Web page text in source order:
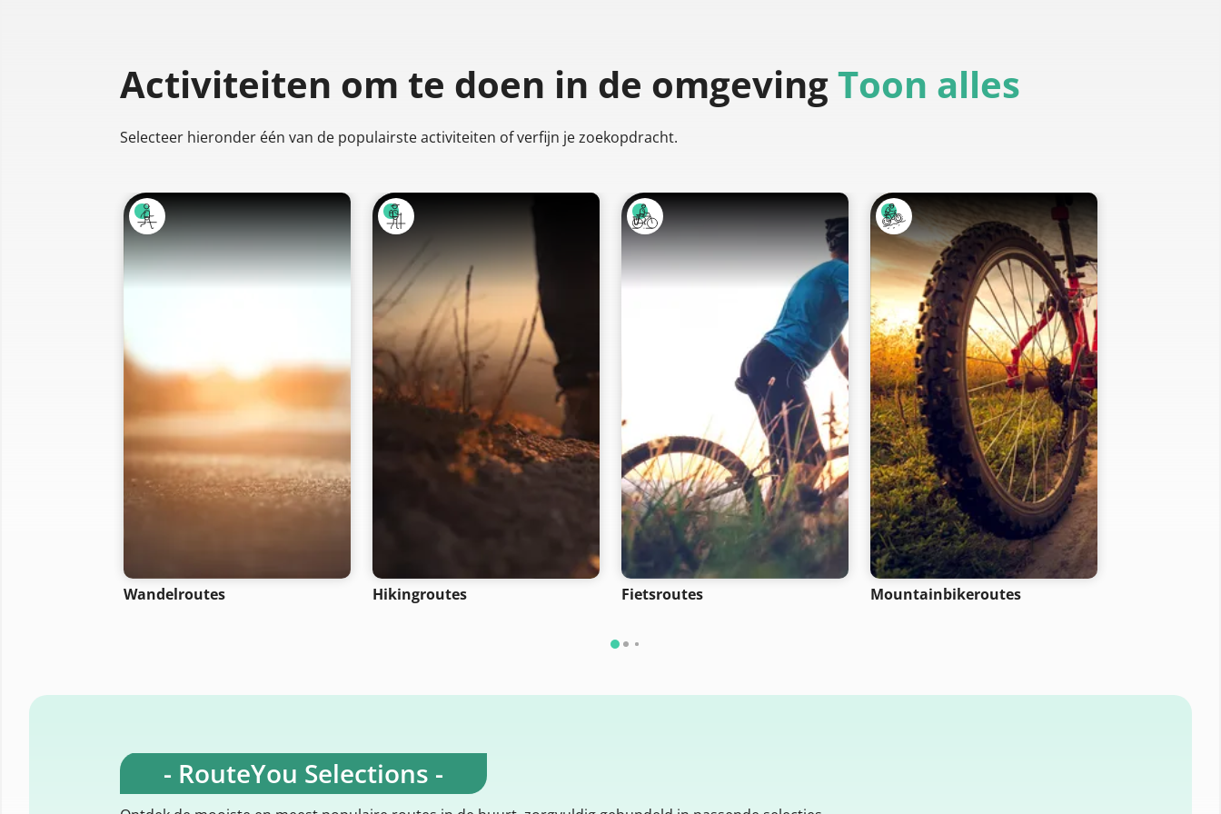
Activiteiten om te doen in de omgevingToon alles
Selecteer hieronder één van de populairste activiteiten of verfijn je zoekopdracht.
Wandelroutes Hikingroutes Fietsroutes Mountainbikeroutes
- RouteYou Selections -